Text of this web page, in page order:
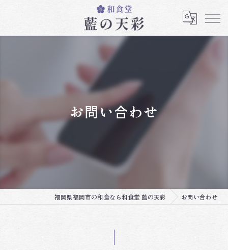
お問い合わせ
福岡県福岡市の和食なら和食堂 藍の天彩 お問い合わせ